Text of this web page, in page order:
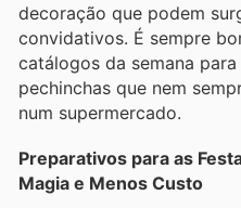
decoração que podem
convidativos. É sempre
catálogos da semana
pechinchas que nem
num supermercado.
Preparativos para as
Magia e Menos Custo